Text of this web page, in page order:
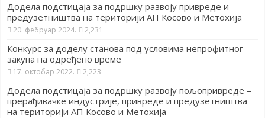
Додела подстицаја за подршку развоју привреде и
предузетништва на територији АП Косово и Метохија
20. фебруар 2024. 2,231
Конкурс за доделу станова под условима непрофитног
закупа на одређено време
17. октобар 2022. 2,223
Додела подстицаја за подршку развоју пољопривреде –
прерађивачке индустрије, привреде и предузетништва
на територији АП Косово и Метохија